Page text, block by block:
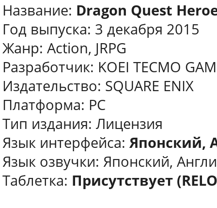
Название: Dragon Quest
Год выпуска: 3 декабря 2015
Жанр: Action, JRPG
Разработчик: KOEI TECMO
Издательство: SQUARE ENIX
Платформа: PC
Тип издания: Лицензия
Язык интерфейса: Японский,
Язык oзвучки: Японский,
Таблетка: Присутствует